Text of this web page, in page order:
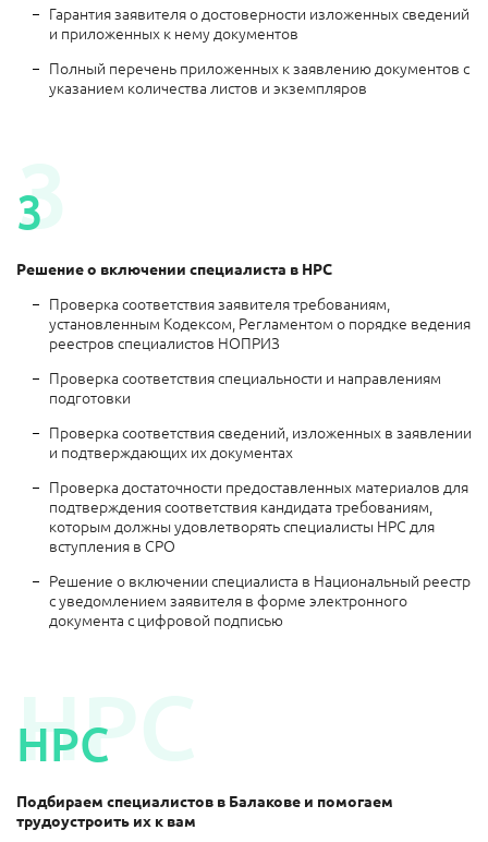
Гарантия заявителя о достоверности изложенных сведений
и приложенных к нему документов
Полный перечень приложенных к заявлению документов с
указанием количества листов и экземпляров
3
3
Решение о включении специалиста в НРС
Проверка соответствия заявителя требованиям,
установленным Кодексом, Регламентом о порядке ведения
реестров специалистов НОПРИЗ
Проверка соответствия специальности и направлениям
подготовки
Проверка соответствия сведений, изложенных в заявлении
и подтверждающих их документах
Проверка достаточности предоставленных материалов для
подтверждения соответствия кандидата требованиям,
которым должны удовлетворять специалисты НРС для
вступления в СРО
Решение о включении специалиста в Национальный реестр
с уведомлением заявителя в форме электронного
документа с цифровой подписью
НРС
НРС
Подбираем специалистов в Балакове и помогаем
трудоустроить их к вам